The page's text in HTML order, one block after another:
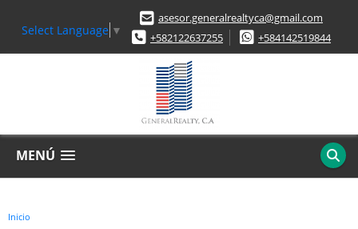
Select Language ▼
asesor.generalrealtyca@gmail.com
+582122637255
+584142519844
MENÚ
Inicio